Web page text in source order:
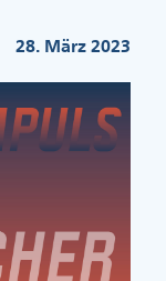
28. März 2023